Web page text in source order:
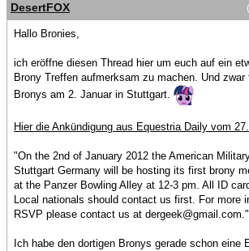
DesertFOX
Hallo Bronies,
ich eröffne diesen Thread hier um euch auf ein
Brony Treffen aufmerksam zu machen. Und
Bronys am 2. Januar in Stuttgart.
Hier die Ankündigung aus Equestria Daily vom
"On the 2nd of January 2012 the American
Stuttgart Germany will be hosting its first brony
at the Panzer Bowling Alley at 12-3 pm. All ID
Local nationals should contact us first. For more
RSVP please contact us at dergeek@gmail.com."
Ich habe den dortigen Bronys gerade schon eine